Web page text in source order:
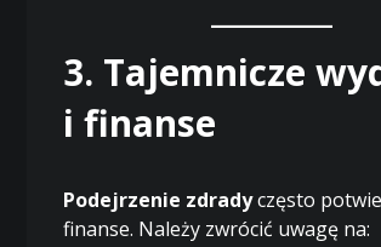
3. Tajemnicze
i finanse
Podejrzenie zdradyczęsto
finanse. Należy zwrócić uwagę na: